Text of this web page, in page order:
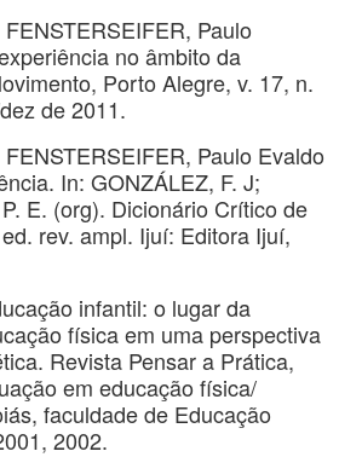
Paulo
no âmbito da
Porto Alegre, v. 17, n.
de 2011.
Paulo Evaldo
In: GONZÁLEZ, F. J;
E. (org). Dicionário Crítico de
rev. ampl. Ijuí: Editora Ijuí,
infantil: o lugar da
física em uma perspectiva
Revista Pensar a Prática,
em educação física/
faculdade de Educação
2002.